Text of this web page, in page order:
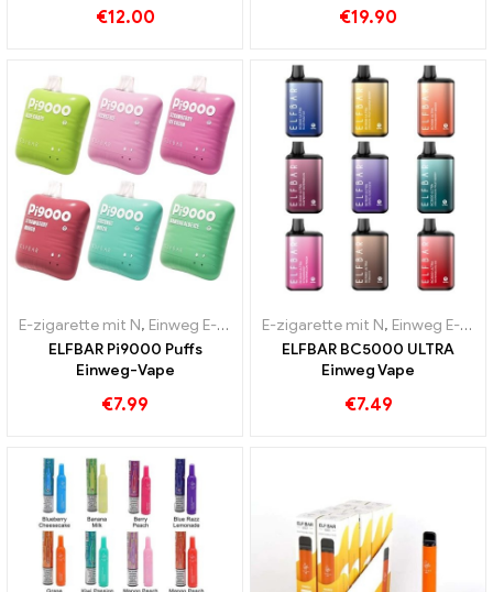
€12.00 €19.90
E-zigarette mit N, Einweg E-Zigaretten ,Pod,Zollfreie Waren
ELFBAR Pi9000 Puffs
Einweg-Vape
€7.99
E-zigarette mit N, Einweg E-Zigaretten
ELFBAR BC5000 ULTRA
Einweg Vape
€7.49